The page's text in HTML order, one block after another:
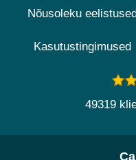
Nõusoleku eelistused
Kasutustingimused
49319